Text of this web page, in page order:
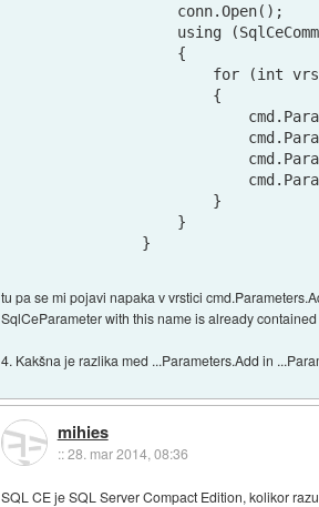
                conn.Open();
using
                {
for (int
                    {
                    }
                }
            }
tu pa se mi pojavi napaka v vrstici
SqlCeParameter with this name is already
4. Kakšna je razlika med ...Parameters.Add in
mihies
::28. mar 2014, 08:36
SQL CE je SQL Server Compact Edition, kolikor